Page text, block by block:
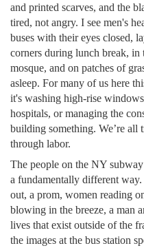
and printed scarves, and the
tired, not angry. I see men's
buses with their eyes closed,
corners during lunch break, in
mosque, and on patches of
asleep. For many of us here
it's washing high-rise
hospitals, or managing the
building something. We’re all
through labor.
The people on the NY
a fundamentally different
out, a prom, women reading
blowing in the breeze, a man
lives that exist outside of the
the images at the bus station